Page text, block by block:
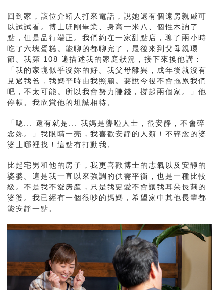
回到家，該位介紹人打來電話，說她還有個遠房親戚可
以試試看。博士班剛畢業、身高一米八、個性木訥了
點，但是品行端正。我們約在一家甜點店，聊了兩小時
吃了六塊蛋糕。能聊的都聊完了，最後來到父母親環
節。我第 108 遍描述我的家庭狀況，接下來換他講：
「我的家境似乎沒妳的好。我父母離異，成年後就沒有
見過我爸，我媽平時由我照顧。要說今後不會拖累我們
吧，不太可能。所以我會努力賺錢，撐起兩個家。」他
停頓。我欣賞他的坦誠相待。
「嗯... 還有就是... 我媽是聾啞人士，很安靜，不會碎
念妳。」我眼睛一亮，我喜歡安靜的人類！不碎念的婆
婆上哪裡找！這點有打動我。
比起宅男和他的房子，我更喜歡博士的志氣以及安靜的
婆婆。這是我一直以來強調的供需平衡，也是一種比較
級。不是我不愛房產，只是我更愛不會讓我耳朵長繭的
婆婆。我已經有一個很吵的媽媽，希望家中其他長輩都
能安靜一點。